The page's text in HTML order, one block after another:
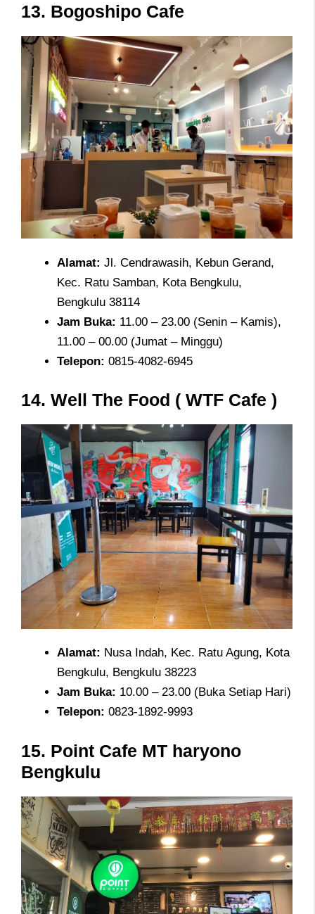
13. Bogoshipo Cafe
Alamat: Jl. Cendrawasih, Kebun Gerand,
Kec. Ratu Samban, Kota Bengkulu,
Bengkulu 38114
Jam Buka: 11.00 – 23.00 (Senin – Kamis),
11.00 – 00.00 (Jumat – Minggu)
Telepon: 0815-4082-6945
14. Well The Food ( WTF Cafe )
Alamat: Nusa Indah, Kec. Ratu Agung, Kota
Bengkulu, Bengkulu 38223
Jam Buka: 10.00 – 23.00 (Buka Setiap Hari)
Telepon: 0823-1892-9993
15. Point Cafe MT haryono
Bengkulu